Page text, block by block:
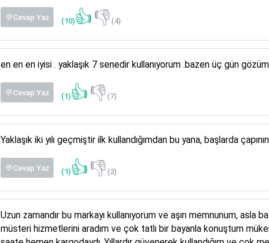
💬Cevap Yaz (10)👍👎 (4)
en en en iyisi . yaklaşık 7 senedir kullanıyorum .bazen üç gün
💬Cevap Yaz (1)👍👎 (7)
Yaklaşık iki yılı geçmiştir ilk kullandığımdan bu yana, başlarda
💬Cevap Yaz (1)👍👎 (2)
Uzun zamandır bu markayı kullanıyorum ve aşırı memnunum,
müsteri hizmetlerini aradım ve çok tatlı bir bayanla konuştum